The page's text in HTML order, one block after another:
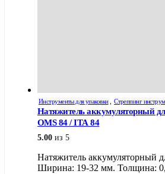
Инструменты для упаковки , Стреппинг
Натяжитель аккумуляторный
OMS 84 / ITA 84
5.00 из 5
Натяжитель аккумуляторный
Ширина: 19-32 мм. Толщина: